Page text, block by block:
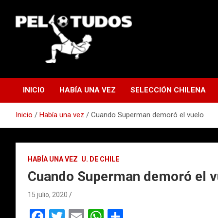
contenido
INICIO HABÍA UNA VEZ SELECCIÓN CHILENA
Inicio Había una vez Cuando Superman demoró el vuelo
HABÍA UNA VEZ U. DE CHILE
Cuando Superman demoró el
15 julio, 2020